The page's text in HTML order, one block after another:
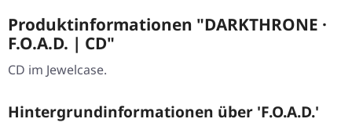
Produktinformationen "DARKTHRONE ·
F.O.A.D. | CD"
CD im Jewelcase.
Hintergrundinformationen über 'F.O.A.D.'